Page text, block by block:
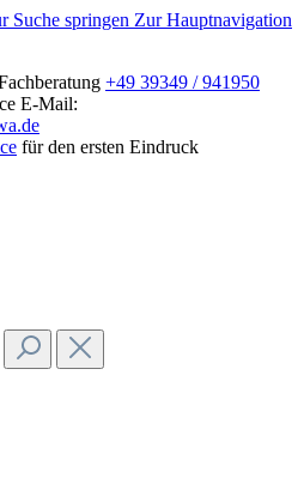
Suche springen Zur Hauptnavigation
+49 39349 / 941950
E-Mail:
für den ersten Eindruck